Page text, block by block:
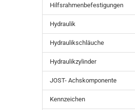
Hilfsrahmenbefestigungen
Hydraulik
Hydraulikschläuche
Hydraulikzylinder
JOST- Achskomponente
Kennzeichen